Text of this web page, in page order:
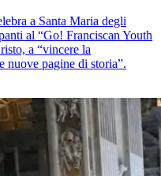
a Santa Maria degli
al “Go! Franciscan Youth
a “vincere la
nuove pagine di storia”.